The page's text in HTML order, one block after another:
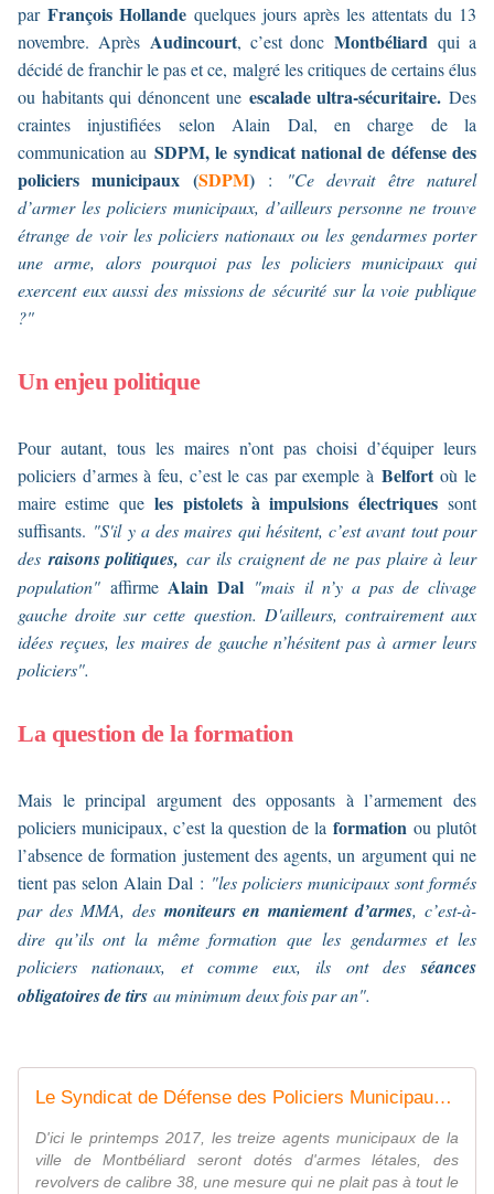
par François Hollande quelques jours après les attentats du 13
novembre. Après Audincourt, c’est doncMontbéliard qui a
décidé de franchir le pas et ce, malgré les critiques de certains élus
ou habitants qui dénoncent une escalade ultra-sécuritaire. Des
craintes injustifiées selon Alain Dal, en charge de la
communication au SDPM, le syndicat national de défense des
policiers municipaux (SDPM):
"Ce devrait être naturel
d’armer les policiers municipaux, d’ailleurs personne ne trouve
étrange de voir les policiers nationaux ou les gendarmes porter
une arme, alors pourquoi pas les policiers municipaux qui
exercent eux aussi des missions de sécurité sur la voie publique
?"
Un enjeu politique
Pour autant, tous les maires n’ont pas choisi d’équiper leurs
policiers d’armes à feu, c’est le cas par exemple à Belfortoù le
maire estime queles pistolets à impulsions électriquessont
suffisants. "S'il y a des maires qui hésitent, c’est avant tout pour
des raisons politiques, car ils craignent de ne pas plaire à leur
population" affirme Alain Dal "mais il n’y a pas de clivage
gauche droite sur cette question. D'ailleurs, contrairement aux
idées reçues, les maires de gauche n’hésitent pas à armer leurs
policiers".
La question de la formation
Mais le principal argument des opposants à l’armement des
policiers municipaux, c’est la question de la formation ou plutôt
l’absence de formation justement des agents, un argument qui ne
tient pas selon Alain Dal : "les policiers municipaux sont formés
par des MMA, des moniteurs en maniement d’armes, c’est-à-
dire qu’ils ont la même formation que les gendarmes et les
policiers nationaux, et comme eux, ils ont desséances
obligatoires de tirs au minimum deux fois par an".
Le Syndicat de Défense des Policiers Municipaux salue la décision d'armer leur collègue de Montbéliard
D'ici le printemps 2017, les treize agents municipaux de la
ville de Montbéliard seront dotés d'armes létales, des
revolvers de calibre 38, une mesure qui ne plait pas à tout le